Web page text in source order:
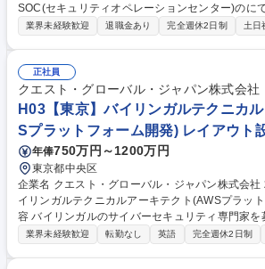
SOC(セキュリティオペレーションセンター)のに
用方法の検討を担当いたします。 【主な業務内容】 ■セキュリティオペレ
募集職種 横浜/サイバー インテリジェンス センタ
クト
業界未経験歓迎 退職金あり 完全週休2日制 土日
正社員
クエスト・グローバル・ジャパン株式会社
H03【東京】バイリンガルテクニカ
Sプラットフォーム開発) レイアウト
年俸750万円～1200万円
東京都中央区
企業名 クエスト・グローバル・ジャパン株式会社 求人名 H03【東京】バ
イリンガルテクニカルアーキテクト(AWSプラットフォー
容 バイリンガルのサイバーセキュリティ専門家を
者と緊密に連携し、デジタルヘルスケアソリュー
業界未経験歓迎 転勤なし 英語 完全週休2日制